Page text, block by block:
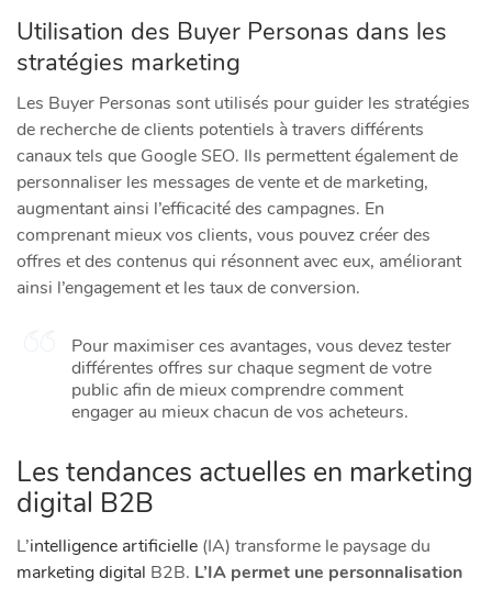
Utilisation des Buyer Personas dans les
stratégies marketing
Les Buyer Personas sont utilisés pour guider les stratégies
de recherche de clients potentiels à travers différents
canaux tels que Google SEO. Ils permettent également de
personnaliser les messages de vente et de marketing,
augmentant ainsi l’efficacité des campagnes. En
comprenant mieux vos clients, vous pouvez créer des
offres et des contenus qui résonnent avec eux, améliorant
ainsi l’engagement et les taux de conversion.
Pour maximiser ces avantages, vous devez tester
différentes offres sur chaque segment de votre
public afin de mieux comprendre comment
engager au mieux chacun de vos acheteurs.
Les tendances actuelles en marketing
digital B2B
L’intelligence artificielle (IA) transforme le paysage du
marketing digital B2B. L’IA permet une personnalisation